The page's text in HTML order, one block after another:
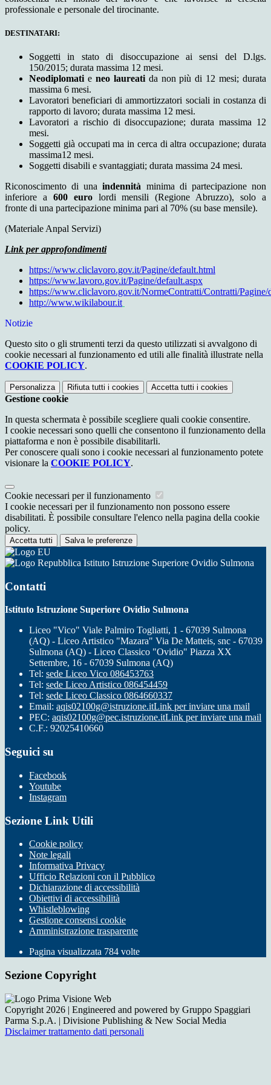
professionale e personale del tirocinante.
DESTINATARI:
Soggetti in stato di disoccupazione ai sensi del D.lgs.
150/2015; durata massima 12 mesi.
Neodiplomati eneo laureatida non più di 12 mesi; durata
massima 6 mesi.
Lavoratori beneficiari di ammortizzatori sociali in costanza di
rapporto di lavoro; durata massima 12 mesi.
Lavoratori a rischio di disoccupazione; durata massima 12
mesi.
Soggetti già occupati ma in cerca di altra occupazione; durata
massima12 mesi.
Soggetti disabili e svantaggiati; durata massima 24 mesi.
Riconoscimento di una indennità minima di partecipazione non
inferiore a 600 eurolordi mensili (Regione Abruzzo), solo a
fronte di una partecipazione minima pari al 70% (su base mensile).
(Materiale Anpal Servizi)
Link per approfondimenti
https://www.cliclavoro.gov.it/Pagine/default.html
https://www.lavoro.gov.it/Pagine/default.aspx
https://www.cliclavoro.gov.it/NormeContratti/Contratti/Pagine/
http://www.wikilabour.it
Notizie
Questo sito o gli strumenti terzi da questo utilizzati si avvalgono di
cookie necessari al funzionamento ed utili alle finalità illustrate nella
COOKIE POLICY.
Personalizza Rifiuta tutti i cookies Accetta tutti i cookies
Gestione cookie
In questa schermata è possibile scegliere quali cookie consentire.
I cookie necessari sono quelli che consentono il funzionamento della
piattaforma e non è possibile disabilitarli.
Per conoscere quali sono i cookie necessari al funzionamento potete
visionare la COOKIE POLICY.
Cookie necessari per il funzionamento
I cookie necessari per il funzionamento non possono essere
disabilitati. È possibile consultare l'elenco nella pagina della cookie
policy.
Accetta tutti Salva le preferenze
Istituto Istruzione Superiore Ovidio Sulmona
Contatti
Istituto Istruzione Superiore Ovidio Sulmona
Liceo "Vico" Viale Palmiro Togliatti, 1 - 67039 Sulmona
(AQ) - Liceo Artistico "Mazara" Via De Matteis, snc - 67039
Sulmona (AQ) - Liceo Classico "Ovidio" Piazza XX
Settembre, 16 - 67039 Sulmona (AQ)
Tel: sede Liceo Vico 086453763
Tel: sede Liceo Artistico 086454459
Tel: sede Liceo Classico 0864660337
Email: aqis02100g@istruzione.itLink per inviare una mail
PEC: aqis02100g@pec.istruzione.itLink per inviare una mail
C.F.: 92025410660
Seguici su
Facebook
Youtube
Instagram
Sezione Link Utili
Cookie policy
Note legali
Informativa Privacy
Ufficio Relazioni con il Pubblico
Dichiarazione di accessibilità
Obiettivi di accessibilità
Whistleblowing
Gestione consensi cookie
Amministrazione trasparente
Pagina visualizzata 784 volte
Sezione Copyright
Copyright 2026 | Engineered and powered by Gruppo Spaggiari
Parma S.p.A. | Divisione Publishing & New Social Media
Disclaimer trattamento dati personali